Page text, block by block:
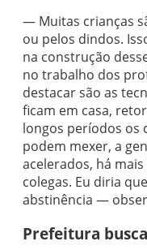
— Muitas crianças
ou pelos dindos.
na construção
no trabalho dos
destacar são as
ficam em casa,
longos períodos os
podem mexer, a
acelerados, há
colegas. Eu diria
abstinência —
Prefeitura